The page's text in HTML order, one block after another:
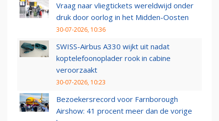
Vraag naar vliegtickets wereldwijd onder
druk door oorlog in het Midden-Oosten
30-07-2026, 10:36
SWISS-Airbus A330 wijkt uit nadat
koptelefoonoplader rook in cabine
veroorzaakt
30-07-2026, 10:23
Bezoekersrecord voor Farnborough
Airshow: 41 procent meer dan de vorige